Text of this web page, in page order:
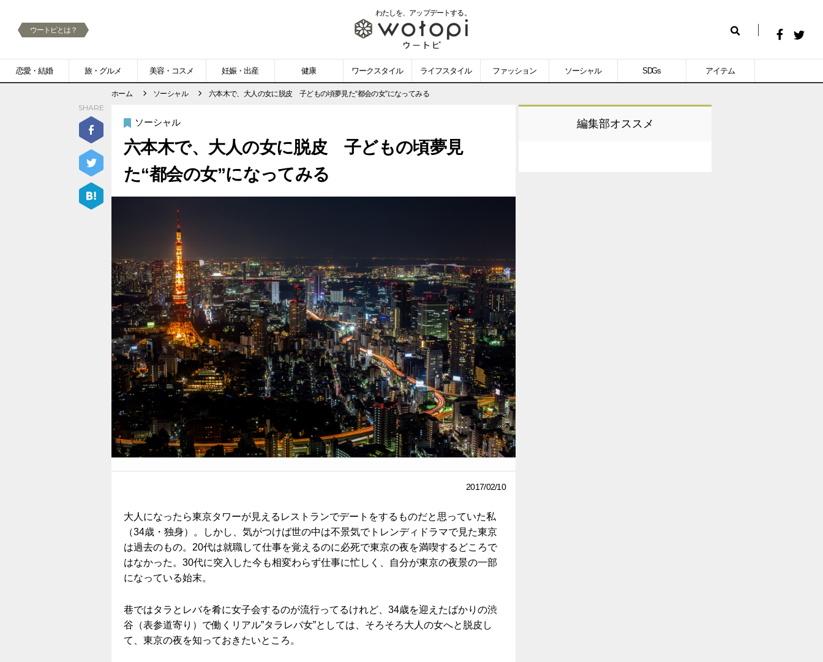
わたしを、 アップデートする。
wotopi
-
ウ
ト
恋愛・結婚 旅・グルメ 美容・コスメ 妊娠・出産 健康 ワークスタイル ライフスタイル ファッション ソーシャル SDGs アイテム
索
ウートピとは？ Facebook
ホーム ソーシャル 六本木で、大人の女に脱皮 子どもの頃夢見た“都会の女”になってみる
ソーシャル
六本木で、大人の女に脱皮 子どもの頃夢見
た“都会の女”になってみる
2017/02/10
大人になったら東京タワーが見えるレストランでデートをするものだと思っていた私
（34歳・独身）。しかし、気がつけば世の中は不景気でトレンディドラマで見た東京
は過去のもの。20代は就職して仕事を覚えるのに必死で東京の夜を満喫するどころで
はなかった。30代に突入した今も相変わらず仕事に忙しく、自分が東京の夜景の一部
になっている始末。
巷ではタラとレバを肴に女子会するのが流行ってるけれど、34歳を迎えたばかりの渋
谷（表参道寄り）で働くリアル”タラレバ女”としては、そろそろ大人の女へと脱皮し
て、東京の夜を知っておきたいところ。
SHARE
編集部オススメ